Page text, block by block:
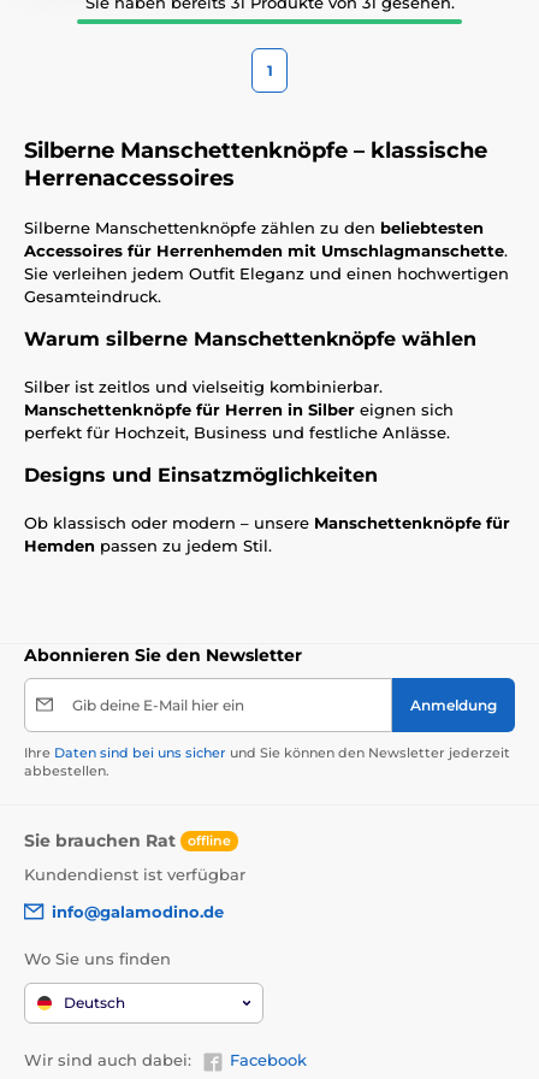
1
Silberne Manschettenknöpfe – klassische
Herrenaccessoires
Silberne Manschettenknöpfe zählen zu den beliebtesten
Accessoires für Herrenhemden mit Umschlagmanschette.
Sie verleihen jedem Outfit Eleganz und einen hochwertigen
Gesamteindruck.
Warum silberne Manschettenknöpfe wählen
Silber ist zeitlos und vielseitig kombinierbar.
Manschettenknöpfe für Herren in Silber eignen sich
perfekt für Hochzeit, Business und festliche Anlässe.
Designs und Einsatzmöglichkeiten
Ob klassisch oder modern – unsere Manschettenknöpfe für
Hemden passen zu jedem Stil.
Abonnieren Sie den Newsletter
Gib deine E-Mail hier ein Anmeldung
Ihre Daten sind bei uns sicher und Sie können den Newsletter jederzeit
abbestellen.
Sie brauchen Rat offline
Kundendienst ist verfügbar
info@galamodino.de
Wo Sie uns finden
Deutsch
Wir sind auch dabei: Facebook